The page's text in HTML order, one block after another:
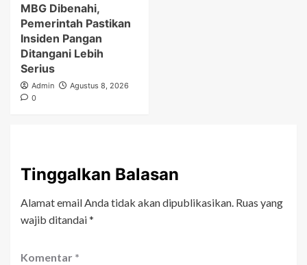
MBG Dibenahi,
Pemerintah Pastikan
Insiden Pangan
Ditangani Lebih
Serius
Admin
Agustus 8, 2026
0
Tinggalkan Balasan
Alamat email Anda tidak akan dipublikasikan. Ruas yang
wajib ditandai*
Komentar *